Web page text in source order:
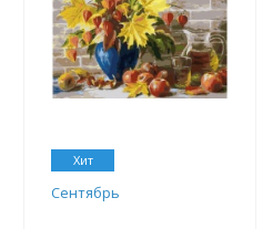
Хит
Сентябрь